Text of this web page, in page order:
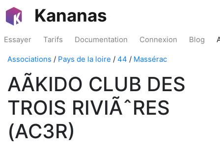
Kananas
Essayer Tarifs Documentation Connexion Blog
Associations / Pays de la loire / 44 / Massérac
AÃKIDO CLUB DES
TROIS RIVIÃˆRES
(AC3R)